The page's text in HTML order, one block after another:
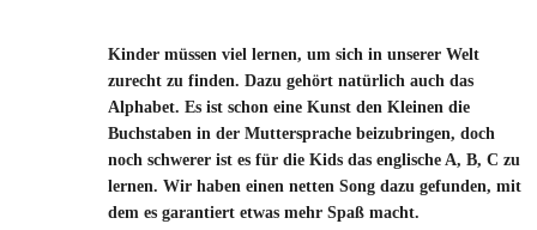
Kinder müssen viel lernen, um sich in unserer Welt
zurecht zu finden. Dazu gehört natürlich auch das
Alphabet. Es ist schon eine Kunst den Kleinen die
Buchstaben in der Muttersprache beizubringen, doch
noch schwerer ist es für die Kids das englische A, B, C zu
lernen. Wir haben einen netten Song dazu gefunden, mit
dem es garantiert etwas mehr Spaß macht.